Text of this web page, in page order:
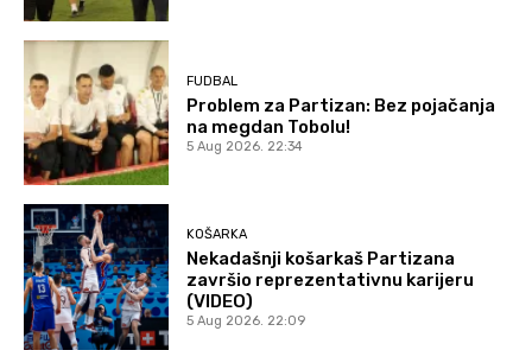
FUDBAL
Problem za Partizan: Bez pojačanja
na megdan Tobolu!
5 Aug 2026. 22:34
KOŠARKA
Nekadašnji košarkaš Partizana
završio reprezentativnu karijeru
(VIDEO)
5 Aug 2026. 22:09